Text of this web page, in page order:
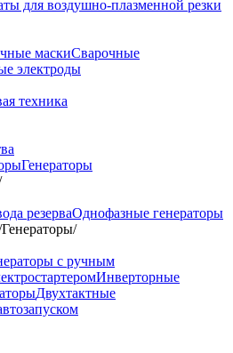
для воздушно-плазменной резки
маскиСварочные
электроды
Генераторы
резерваОднофазные генераторы
Генераторы/
с ручным
Инверторные
Двухтактные